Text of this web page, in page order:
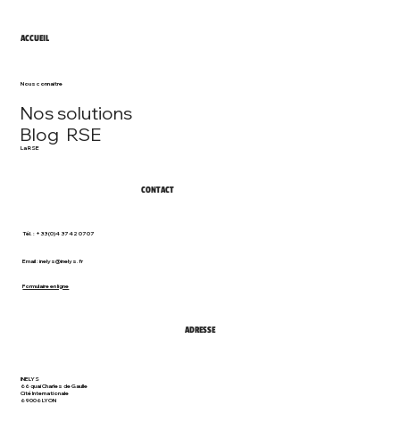
ACCUEIL
La RSE
Nous connaitre
Nos solutions
Blog RSE
Email :inelys@inelys.fr
Formulaire en ligne
Tél. : +33 (0)4 37 42 07 07
CONTACT
INELYS
66 quai Charles de Gaulle
Cité Internationale
69006 LYON
ADRESSE